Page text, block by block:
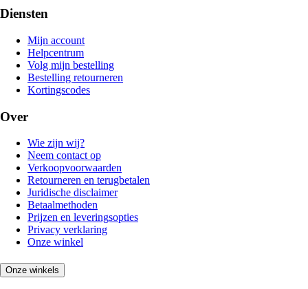
Diensten
Mijn account
Helpcentrum
Volg mijn bestelling
Bestelling retourneren
Kortingscodes
Over
Wie zijn wij?
Neem contact op
Verkoopvoorwaarden
Retourneren en terugbetalen
Juridische disclaimer
Betaalmethoden
Prijzen en leveringsopties
Privacy verklaring
Onze winkel
Onze winkels